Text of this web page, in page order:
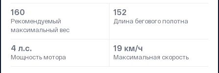
160
Рекомендуемый
максимальный вес
152
Длина бегового полотна
4 л.с.
Мощность мотора
19 км/ч
Максимальная скорость